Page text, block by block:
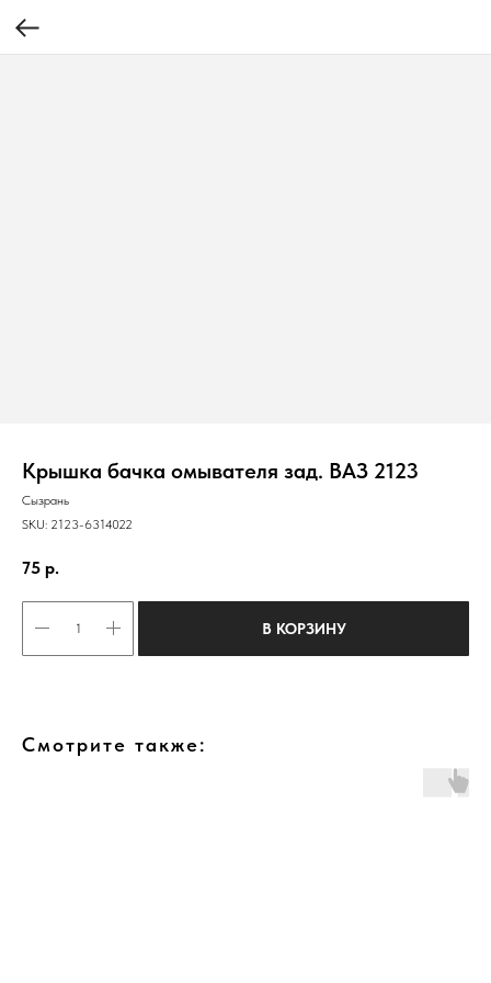
Крышка бачка омывателя зад. ВАЗ 2123
Сызрань
SKU: 2123-6314022
75 р.
В КОРЗИНУ
Смотрите также: